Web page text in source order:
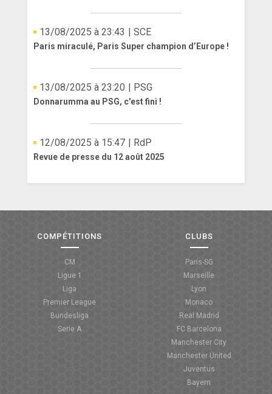
13/08/2025 à 23:43 | SCE
Paris miraculé, Paris Super champion d’Europe !
13/08/2025 à 23:20 | PSG
Donnarumma au PSG, c'est fini !
12/08/2025 à 15:47 | RdP
Revue de presse du 12 août 2025
COMPÉTITIONS
CM
Ligue 1
Liga
Premier League
Bundesliga
Serie A
CLUBS
Paris-SG
Marseille
Lyon
Monaco
Real Madrid
FC Barcelona
Manchester City
Manchester United
Juventus
Bayern